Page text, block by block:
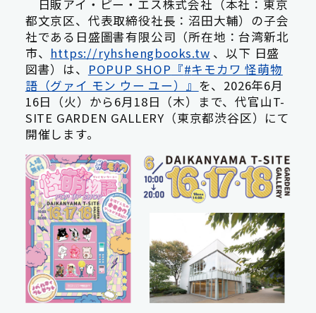
日販アイ・ピー・エス株式会社（本社：東京
都文京区、代表取締役社長：沼田大輔）の子会
社である日盛圖書有限公司（所在地：台湾新北
市、 https://ryhshengbooks.tw 、以下 日盛
図書）は、 POPUP SHOP 『#キモカワ 怪萌物
語（グァイ モン ウー ユー）』 を、 2026年6月
16日（火）から6月 18日（木）まで、代官山T-
SITE GARDEN GALLERY （東京都渋谷区）にて
開催します。